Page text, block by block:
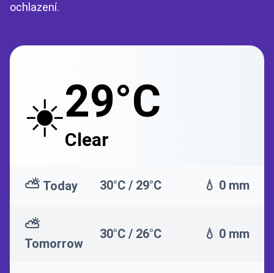
ochlazení.
☀️29°C
Clear
⛅ Today 30°C / 29°C 💧 0 mm
⛅
Tomorrow
30°C / 26°C 💧 0 mm